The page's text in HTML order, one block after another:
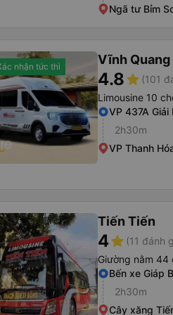
Ngã tư Bỉm
nhận tức thì Vĩnh Quang
4.8star (101
Limousine 10
VP 437A Giải
2h30m
VP Thanh
Tiến Tiến
4star (11 đánh
Giường nằm 44
Bến xe Giáp
2h30m
Cây xăng